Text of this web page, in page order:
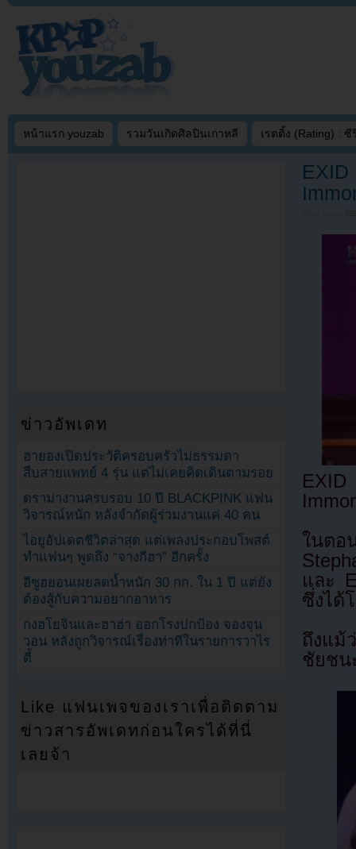
หน้าแรก youzab รวมวันเกิดศิลปินเกาหลี เรตติ้ง (Rating) : ซี
EXID
ในตอ
และ
ซึ่งได้
ถึงแ
ชัยชน
ข่าวอัพเดท
ฮายองเปิดประวัติครอบครัวไม่ธรรมดา
สืบสายแพทย์ 4 รุ่น แต่ไม่เคยคิดเดินตามรอย
ดราม่างานครบรอบ 10 ปี BLACKPINK แฟน
วิจารณ์หนัก หลังจำกัดผู้ร่วมงานแค่ 40 คน
ไอยูอัปเดตชีวิตล่าสุด แต่เพลงประกอบโพสต์
ทำแฟนๆ พูดถึง “จางกีฮา” อีกครั้ง
อีซูฮยอนเผยลดน้ำหนัก 30 กก. ใน 1 ปี แต่ยัง
ต้องสู้กับความอยากอาหาร
กงฮโยจินและฮาฮ่า ออกโรงปกป้อง จองจุน
วอน หลังถูกวิจารณ์เรื่องท่าทีในรายการวาไร
ตี้
Like แฟนเพจของเราเพื่อติดตาม
ข่าวสารอัพเดทก่อนใครได้ที่นี่
เลยจ้า